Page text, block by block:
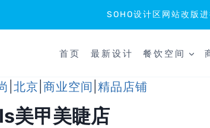
SOHO设计区网站改版
首页 最新设计 餐饮空间
北京 商业空间 精品店铺
美甲美睫店